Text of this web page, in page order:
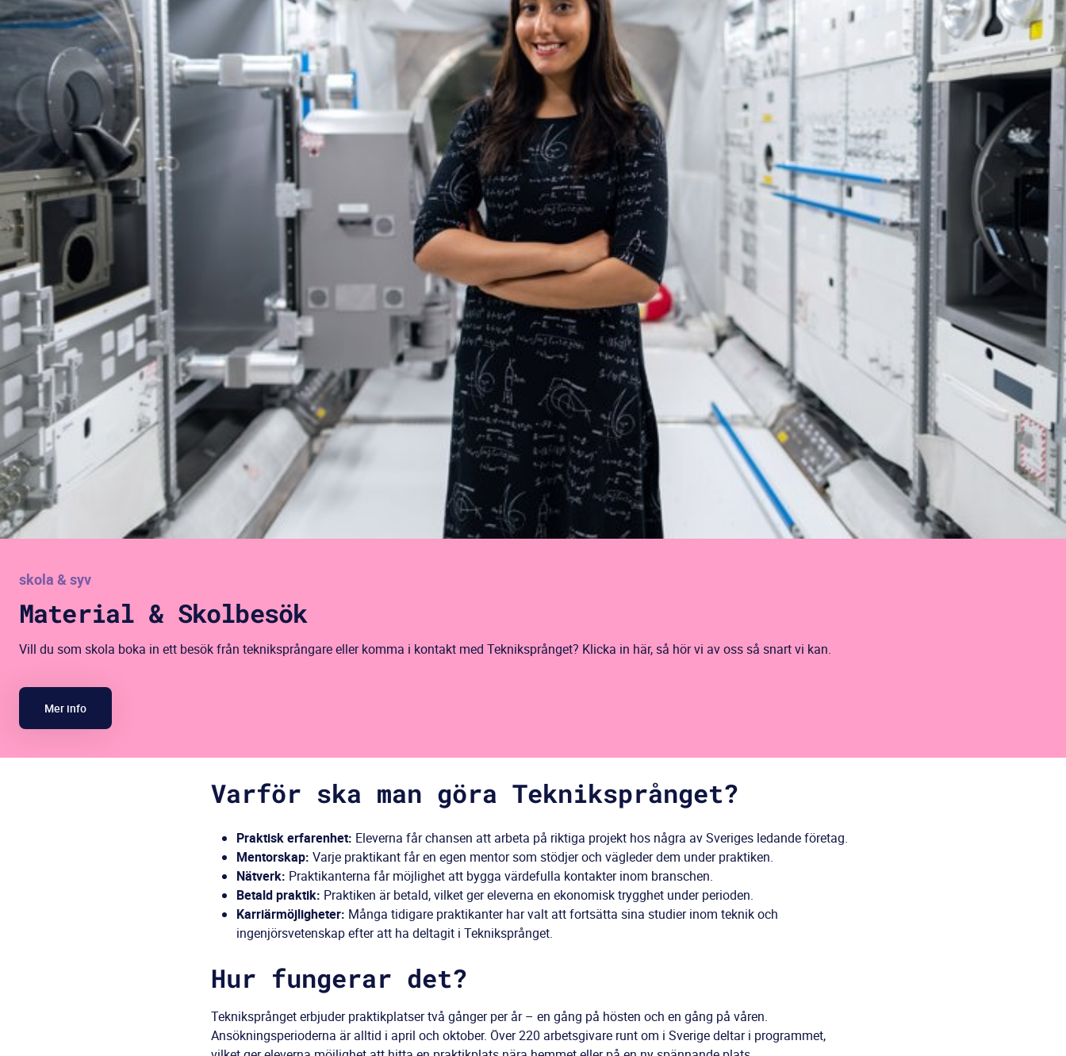
skola & syv
Material & Skolbesök
Vill du som skola boka in ett besök från tekniksprångare eller komma i kontakt med Tekniksprånget? Klicka in här, så hör vi av oss så snart vi kan.
Mer info
Varför ska man göra Tekniksprånget?
Praktisk erfarenhet: Eleverna får chansen att arbeta på riktiga projekt hos några av Sveriges ledande företag.
Mentorskap: Varje praktikant får en egen mentor som stödjer och vägleder dem under praktiken.
Nätverk: Praktikanterna får möjlighet att bygga värdefulla kontakter inom branschen.
Betald praktik: Praktiken är betald, vilket ger eleverna en ekonomisk trygghet under perioden.
Karriärmöjligheter: Många tidigare praktikanter har valt att fortsätta sina studier inom teknik och
ingenjörsvetenskap efter att ha deltagit i Tekniksprånget.
Hur fungerar det?
Tekniksprånget erbjuder praktikplatser två gånger per år – en gång på hösten och en gång på våren.
Ansökningsperioderna är alltid i april och oktober. Över 220 arbetsgivare runt om i Sverige deltar i programmet,